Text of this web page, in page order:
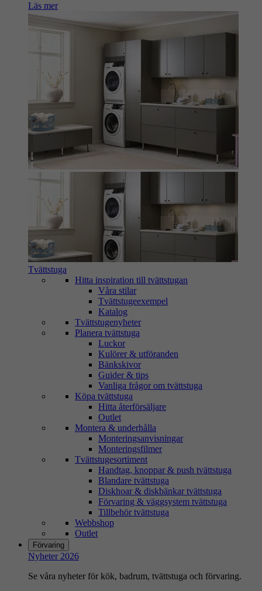
Läs mer
Tvättstuga
Hitta inspiration till tvättstugan
Våra stilar
Tvättstugeexempel
Katalog
Tvättstugenyheter
Planera tvättstuga
Luckor
Kulörer & utföranden
Bänkskivor
Guider & tips
Vanliga frågor om tvättstuga
Köpa tvättstuga
Hitta återförsäljare
Outlet
Montera & underhålla
Monteringsanvisningar
Monteringsfilmer
Tvättstugesortiment
Handtag, knoppar & push tvättstuga
Blandare tvättstuga
Diskhoar & diskbänkar tvättstuga
Förvaring & väggsystem tvättstuga
Tillbehör tvättstuga
Webbshop
Outlet
Förvaring
Nyheter 2026
Se våra nyheter för kök, badrum, tvättstuga och förvaring.